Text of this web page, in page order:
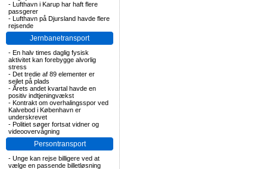
- Lufthavn i Karup har haft flere
passgerer
- Lufthavn på Djursland havde flere
rejsende
Jernbanetransport
- En halv times daglig fysisk
aktivitet kan forebygge alvorlig
stress
- Det tredie af 89 elementer er
sejlet på plads
- Årets andet kvartal havde en
positiv indtjeningvækst
- Kontrakt om overhalingsspor ved
Kalvebod i København er
underskrevet
- Politiet søger fortsat vidner og
videoovervågning
Persontransport
- Unge kan rejse billigere ved at
vælge en passende billetløsning